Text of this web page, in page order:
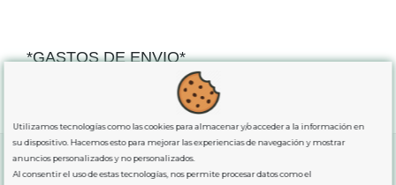
*GASTOS DE ENVIO*
para comprassuperiores a 80€
exclusiva para la peninsula.
Utilizamos tecnologías como las cookies para almacenar y/o acceder a la información en
su dispositivo. Hacemos esto para mejorar las experiencias de navegación y mostrar
anuncios personalizados y no personalizados.
Al consentir el uso de estas tecnologías, nos permite procesar datos como el